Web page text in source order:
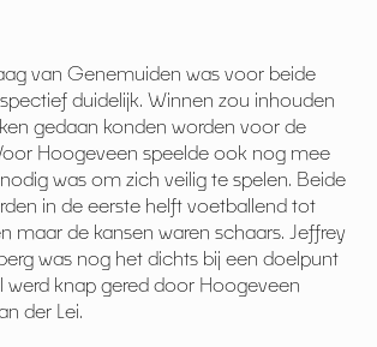
van Genemuiden was voor beide
duidelijk. Winnen zou inhouden
gedaan konden worden voor de
Hoogeveen speelde ook nog mee
was om zich veilig te spelen. Beide
in de eerste helft voetballend tot
maar de kansen waren schaars. Jeffrey
was nog het dichts bij een doelpunt
werd knap gered door Hoogeveen
der Lei.